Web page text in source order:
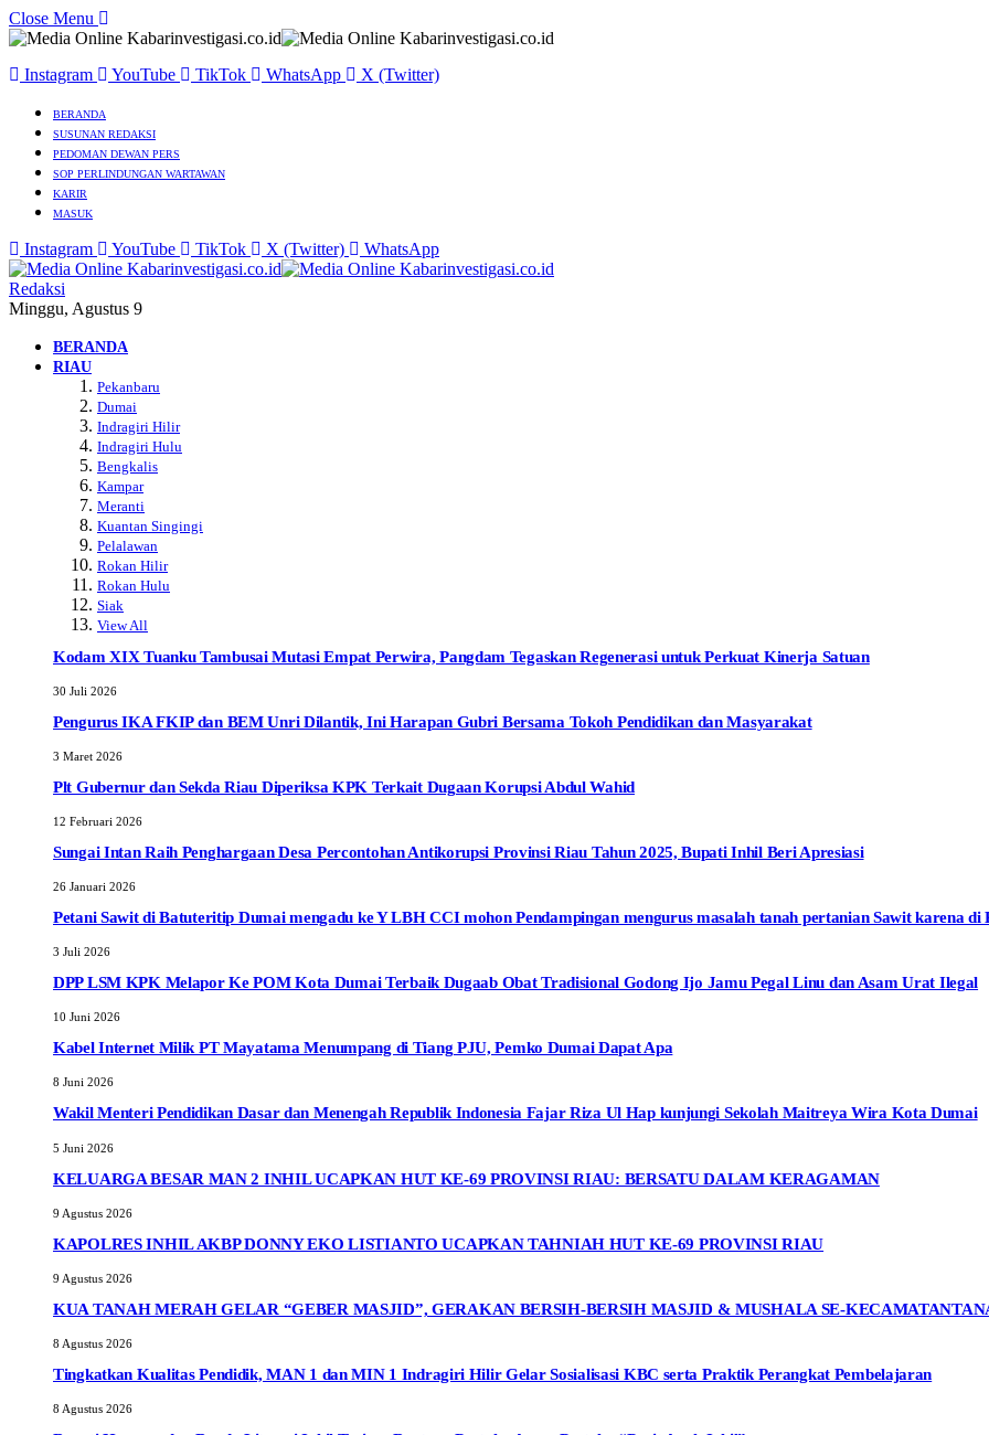
Close Menu
Instagram YouTube TikTok WhatsApp X (Twitter)
BERANDA
SUSUNAN REDAKSI
PEDOMAN DEWAN PERS
SOP PERLINDUNGAN WARTAWAN
KARIR
MASUK
Instagram YouTube TikTok X (Twitter) WhatsApp
Redaksi
Minggu, Agustus 9
BERANDA
RIAU
Pekanbaru
Dumai
Indragiri Hilir
Indragiri Hulu
Bengkalis
Kampar
Meranti
Kuantan Singingi
Pelalawan
Rokan Hilir
Rokan Hulu
Siak
View All
Kodam XIX Tuanku Tambusai Mutasi Empat Perwira, Pangdam Tegaskan Regenerasi untuk Perkuat Kinerja Satuan
30 Juli 2026
Pengurus IKA FKIP dan BEM Unri Dilantik, Ini Harapan Gubri Bersama Tokoh Pendidikan dan Masyarakat
3 Maret 2026
Plt Gubernur dan Sekda Riau Diperiksa KPK Terkait Dugaan Korupsi Abdul Wahid
12 Februari 2026
Sungai Intan Raih Penghargaan Desa Percontohan Antikorupsi Provinsi Riau Tahun 2025, Bupati Inhil Beri Apresiasi
26 Januari 2026
Petani Sawit di Batuteritip Dumai mengadu ke Y LBH CCI mohon Pendampingan mengurus masalah tanah pertanian Sawit karena di
3 Juli 2026
DPP LSM KPK Melapor Ke POM Kota Dumai Terbaik Dugaab Obat Tradisional Godong Ijo Jamu Pegal Linu dan Asam Urat Ilegal
10 Juni 2026
Kabel Internet Milik PT Mayatama Menumpang di Tiang PJU, Pemko Dumai Dapat Apa
8 Juni 2026
Wakil Menteri Pendidikan Dasar dan Menengah Republik Indonesia Fajar Riza Ul Hap kunjungi Sekolah Maitreya Wira Kota Dumai
5 Juni 2026
KELUARGA BESAR MAN 2 INHIL UCAPKAN HUT KE-69 PROVINSI RIAU: BERSATU DALAM KERAGAMAN
9 Agustus 2026
KAPOLRES INHIL AKBP DONNY EKO LISTIANTO UCAPKAN TAHNIAH HUT KE-69 PROVINSI RIAU
9 Agustus 2026
KUA TANAH MERAH GELAR “GEBER MASJID”, GERAKAN BERSIH-BERSIH MASJID & MUSHALA SE-
8 Agustus 2026
Tingkatkan Kualitas Pendidik, MAN 1 dan MIN 1 Indragiri Hilir Gelar Sosialisasi KBC serta Praktik Perangkat Pembelajaran
8 Agustus 2026